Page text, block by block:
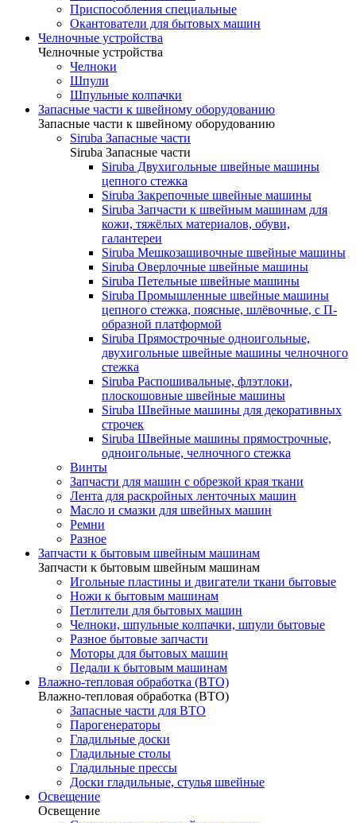
Приспособления специальные
Окантователи для бытовых машин
Челночные устройства
Челночные устройства
Челноки
Шпули
Шпульные колпачки
Запасные части к швейному оборудованию
Запасные части к швейному оборудованию
Siruba Запасные части
Siruba Запасные части
Siruba Двухигольные швейные машины
цепного стежка
Siruba Закрепочные швейные машины
Siruba Запчасти к швейным машинам для
кожи, тяжёлых материалов, обуви,
галантереи
Siruba Мешкозашивочные швейные машины
Siruba Оверлочные швейные машины
Siruba Петельные швейные машины
Siruba Промышленные швейные машины
цепного стежка, поясные, шлёвочные, с П-
образной платформой
Siruba Прямострочные одноигольные,
двухигольные швейные машины челночного
стежка
Siruba Распошивальные, флэтлоки,
плоскошовные швейные машины
Siruba Швейные машины для декоративных
строчек
Siruba Швейные машины прямострочные,
одноигольные, челночного стежка
Винты
Запчасти для машин с обрезкой края ткани
Лента для раскройных ленточных машин
Масло и смазки для швейных машин
Ремни
Разное
Запчасти к бытовым швейным машинам
Запчасти к бытовым швейным машинам
Игольные пластины и двигатели ткани бытовые
Ножи к бытовым машинам
Петлители для бытовых машин
Челноки, шпульные колпачки, шпули бытовые
Разное бытовые запчасти
Моторы для бытовых машин
Педали к бытовым машинам
Влажно-тепловая обработка (ВТО)
Влажно-тепловая обработка (ВТО)
Запасные части для ВТО
Парогенераторы
Гладильные доски
Гладильные столы
Гладильные прессы
Доски гладильные, стулья швейные
Освещение
Освещение